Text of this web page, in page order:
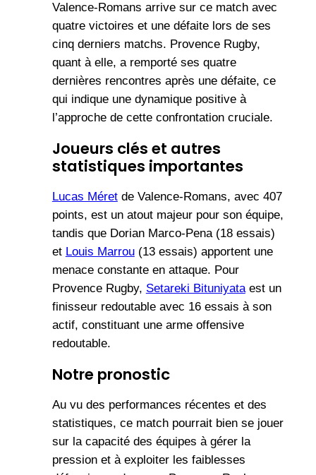
Valence-Romans arrive sur ce match avec
quatre victoires et une défaite lors de ses
cinq derniers matchs. Provence Rugby,
quant à elle, a remporté ses quatre
dernières rencontres après une défaite, ce
qui indique une dynamique positive à
l’approche de cette confrontation cruciale.
Joueurs clés et autres
statistiques importantes
Lucas Méretde Valence-Romans, avec 407
points, est un atout majeur pour son équipe,
tandis que Dorian Marco-Pena (18 essais)
et Louis Marrou(13 essais) apportent une
menace constante en attaque. Pour
Provence Rugby, Setareki Bituniyataest un
finisseur redoutable avec 16 essais à son
actif, constituant une arme offensive
redoutable.
Notre pronostic
Au vu des performances récentes et des
statistiques, ce match pourrait bien se jouer
sur la capacité des équipes à gérer la
pression et à exploiter les faiblesses